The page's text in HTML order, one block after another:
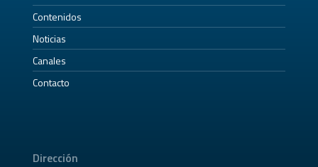
Contenidos
Noticias
Canales
Contacto
Dirección